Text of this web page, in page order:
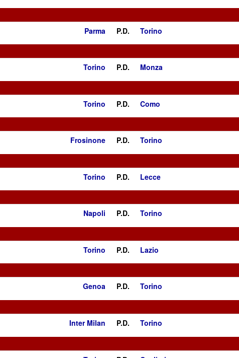
Parma P.D. Torino
Torino P.D. Monza
Torino P.D. Como
Frosinone P.D. Torino
Torino P.D. Lecce
Napoli P.D. Torino
Torino P.D. Lazio
Genoa P.D. Torino
Inter Milan P.D. Torino